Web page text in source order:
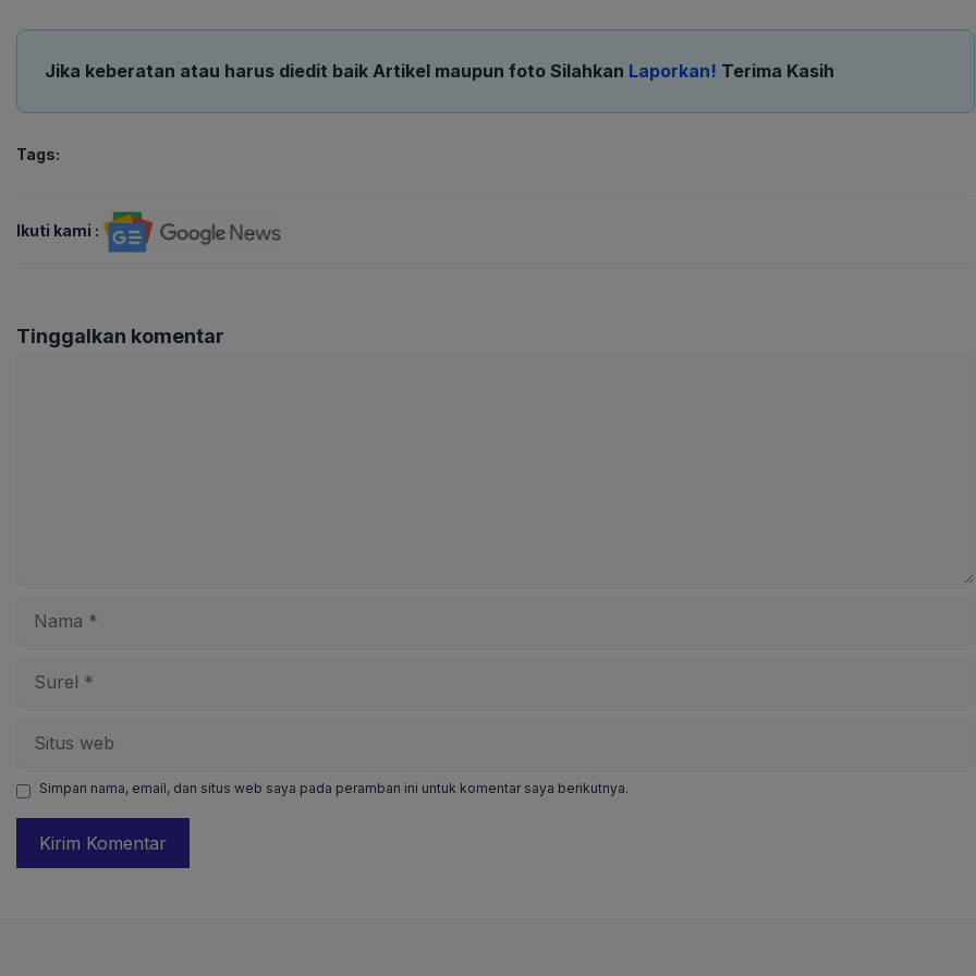
Jika keberatan atau harus diedit baik Artikel maupun foto Silahkan Laporkan! Terima Kasih
Tags:
Ikuti kami :
Tinggalkan komentar
web
Simpan nama, email, dan situs web saya pada peramban ini untuk komentar saya berikutnya.